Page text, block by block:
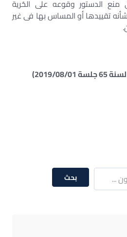
منع الدستور ‏وقوعه على الحُرية
تقييدها أو المساس بها فى غير
بحث